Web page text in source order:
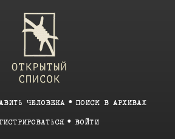
ЧЕЛОВЕКА ПОИСК В АРХИВАХ
ВОЙТИ